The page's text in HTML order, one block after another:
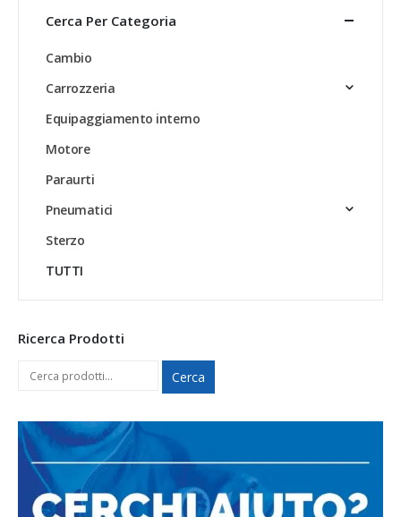
Cerca Per Categoria
Cambio
Carrozzeria
Equipaggiamento interno
Motore
Paraurti
Pneumatici
Sterzo
TUTTI
Ricerca Prodotti
Cerca